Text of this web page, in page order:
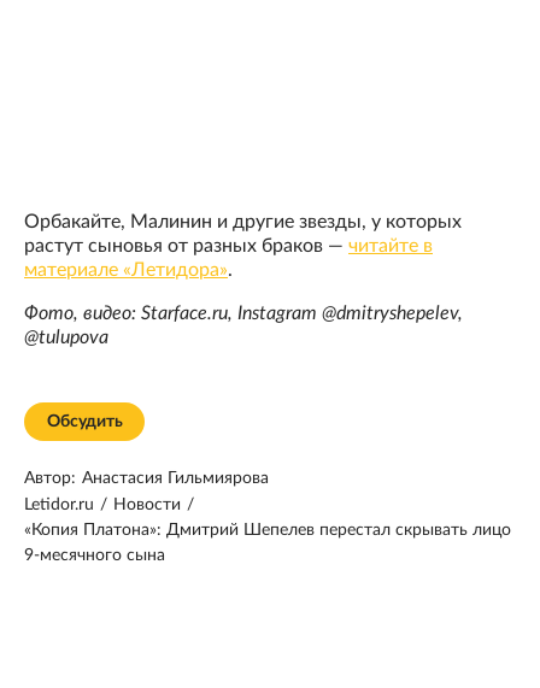
Орбакайте, Малинин и другие звезды, у которых
растут сыновья от разных браков — читайте в
материале «Летидора».
Фото, видео: Starface.ru, Instagram @dmitryshepelev,
@tulupova
Обсудить
Автор: Анастасия Гильмиярова
Letidor.ru / Новости /
«Копия Платона»: Дмитрий Шепелев перестал скрывать лицо
9-месячного сына